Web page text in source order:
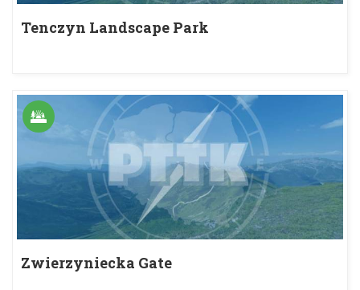
Tenczyn Landscape Park
Zwierzyniecka Gate